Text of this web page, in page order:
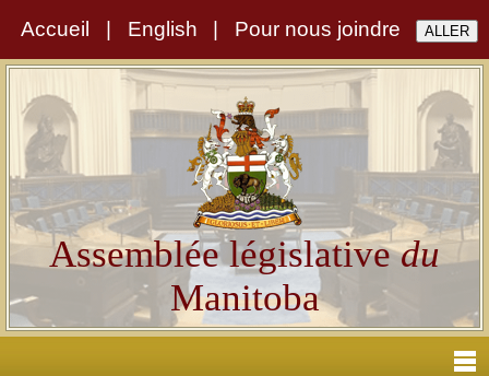
Accueil English Pour nous joindre
Assemblée législativedu
Manitoba